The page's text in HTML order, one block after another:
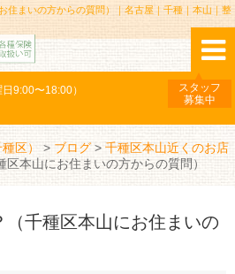
住まいの方からの質問）｜名古屋｜千種｜本山｜整
9:00〜18:00）
スタッフ
募集中
区） > ブログ>千種区本山近くのお店
本山にお住まいの方からの質問）
千種区本山にお住まいの